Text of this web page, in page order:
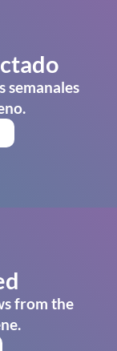
semanales
from the